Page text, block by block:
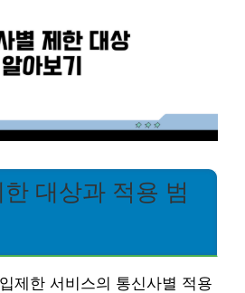
대상과 적용 범
제한 서비스의 통신사별 적용